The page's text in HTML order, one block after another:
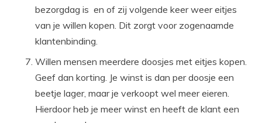
bezorgdag is en of zij volgende keer weer eitjes
van je willen kopen. Dit zorgt voor zogenaamde
klantenbinding.
Willen mensen meerdere doosjes met eitjes kopen.
Geef dan korting. Je winst is dan per doosje een
beetje lager, maar je verkoopt wel meer eieren.
Hierdoor heb je meer winst en heeft de klant een